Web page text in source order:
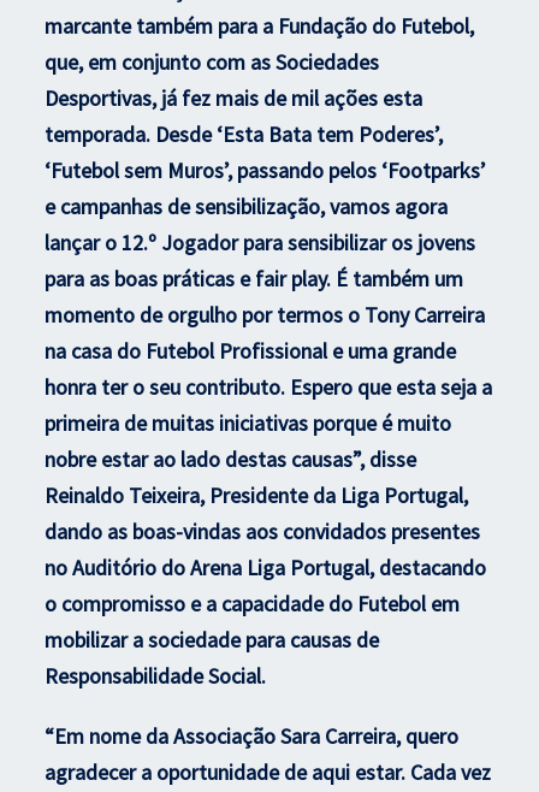
marcante também para a Fundação do Futebol,
que, em conjunto com as Sociedades
Desportivas, já fez mais de mil ações esta
temporada. Desde ‘Esta Bata tem Poderes’,
‘Futebol sem Muros’, passando pelos ‘Footparks’
e campanhas de sensibilização, vamos agora
lançar o 12.º Jogador para sensibilizar os jovens
para as boas práticas e fair play. É também um
momento de orgulho por termos o Tony Carreira
na casa do Futebol Profissional e uma grande
honra ter o seu contributo. Espero que esta seja a
primeira de muitas iniciativas porque é muito
nobre estar ao lado destas causas”, disse
Reinaldo Teixeira, Presidente da Liga Portugal,
dando as boas-vindas aos convidados presentes
no Auditório do Arena Liga Portugal, destacando
o compromisso e a capacidade do Futebol em
mobilizar a sociedade para causas de
Responsabilidade Social.
“Em nome da Associação Sara Carreira, quero
agradecer a oportunidade de aqui estar. Cada vez